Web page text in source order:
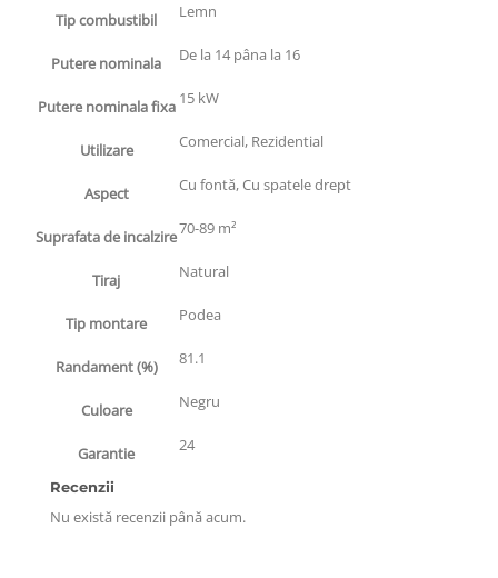
Tip combustibil Lemn
Putere nominala De la 14 pâna la 16
Putere nominala fixa 15 kW
Utilizare Comercial, Rezidential
Aspect Cu fontă, Cu spatele drept
Suprafata de incalzire70-89 m²
Tiraj Natural
Tip montare Podea
Randament (%) 81.1
Culoare Negru
Garantie 24
Recenzii
Nu există recenzii până acum.